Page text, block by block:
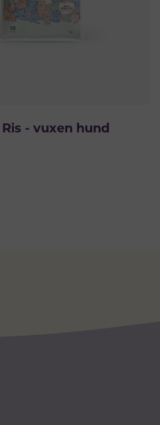
- vuxen hund